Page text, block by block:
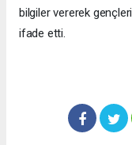
bilgiler vererek
ifade etti.